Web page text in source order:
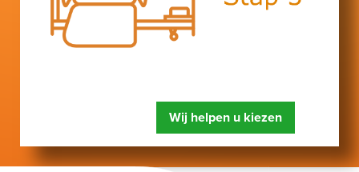
Wij helpen u kiezen